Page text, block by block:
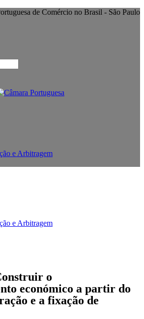
de Comércio no Brasil - São Paulo
e Arbitragem
e Arbitragem
o
económico a partir do
e a fixação de